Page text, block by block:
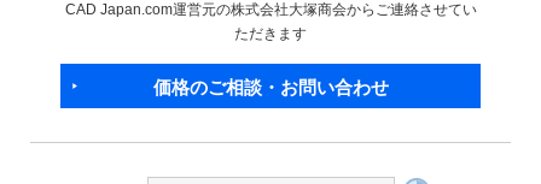
CAD Japan.com運営元の株式会社大塚商会からご連絡させてい
ただきます
価格のご相談・お問い合わせ